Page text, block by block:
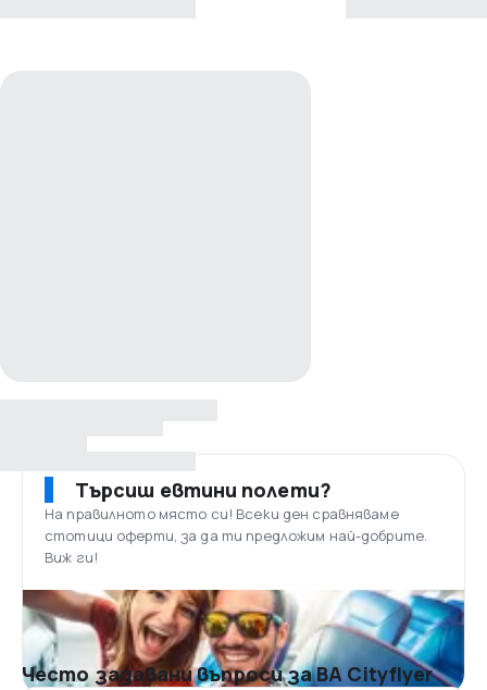
Търсиш евтини полети?
На правилното място си! Всеки ден сравняваме
стотици оферти, за да ти предложим най-добрите.
Виж ги!
Често задавани въпроси за BA Cityflyer